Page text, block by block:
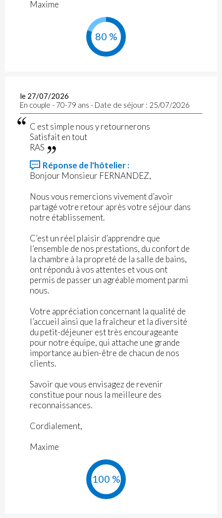
Maxime
80 %
le 27/07/2026
En couple - 70-79 ans - Date de séjour : 25/07/2026
C est simple nous y retournerons
Satisfait en tout
RAS
Réponse de l'hôtelier :
Bonjour Monsieur FERNANDEZ,
Nous vous remercions vivement d’avoir
partagé votre retour après votre séjour dans
notre établissement.
C’est un réel plaisir d’apprendre que
l’ensemble de nos prestations, du confort de
la chambre à la propreté de la salle de bains,
ont répondu à vos attentes et vous ont
permis de passer un agréable moment parmi
nous.
Votre appréciation concernant la qualité de
l’accueil ainsi que la fraîcheur et la diversité
du petit-déjeuner est très encourageante
pour notre équipe, qui attache une grande
importance au bien-être de chacun de nos
clients.
Savoir que vous envisagez de revenir
constitue pour nous la meilleure des
reconnaissances.
Cordialement,
Maxime
100 %